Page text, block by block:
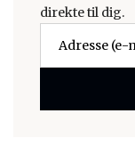
direkte til dig.